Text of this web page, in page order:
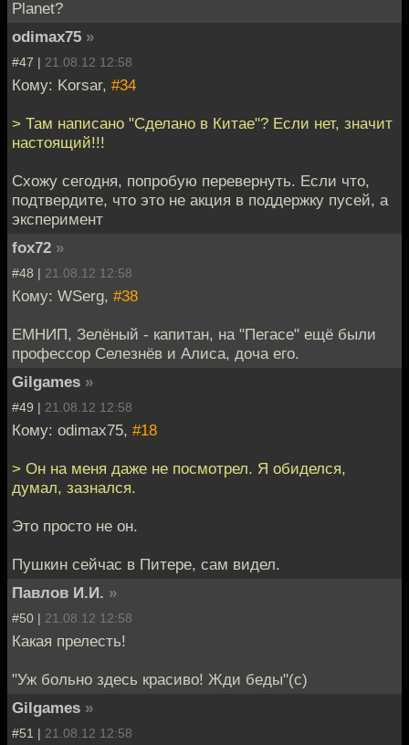
Planet?
odimax75 »
#47 | 21.08.12 12:58
Кому: Korsar, #34
> Там написано "Сделано в Китае"? Если нет, значит
настоящий!!!
Схожу сегодня, попробую перевернуть. Если что,
подтвердите, что это не акция в поддержку пусей, а
эксперимент
fox72 »
#48 | 21.08.12 12:58
Кому: WSerg, #38
ЕМНИП, Зелёный - капитан, на "Пегасе" ещё были
профессор Селезнёв и Алиса, доча его.
Gilgames »
#49 | 21.08.12 12:58
Кому: odimax75, #18
> Он на меня даже не посмотрел. Я обиделся,
думал, зазнался.
Это просто не он.
Пушкин сейчас в Питере, сам видел.
Павлов И.И. »
#50 | 21.08.12 12:58
Какая прелесть!
"Уж больно здесь красиво! Жди беды"(с)
Gilgames »
#51 | 21.08.12 12:58